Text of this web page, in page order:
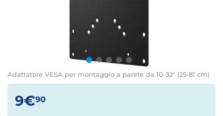
Adattatore VESA per montaggio a parete da 10-32" (25-81 cm)
9€90